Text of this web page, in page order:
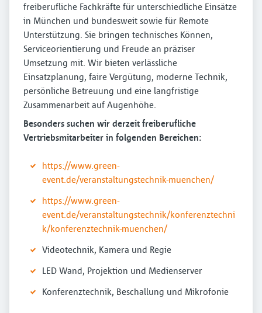
freiberufliche Fachkräfte für unterschiedliche Einsätze
in München und bundesweit sowie für Remote
Unterstützung. Sie bringen technisches Können,
Serviceorientierung und Freude an präziser
Umsetzung mit. Wir bieten verlässliche
Einsatzplanung, faire Vergütung, moderne Technik,
persönliche Betreuung und eine langfristige
Zusammenarbeit auf Augenhöhe.
Besonders suchen wir derzeit freiberufliche
Vertriebsmitarbeiter in folgenden Bereichen:
https://www.green-
event.de/veranstaltungstechnik-muenchen/
https://www.green-
event.de/veranstaltungstechnik/konferenztechni
k/konferenztechnik-muenchen/
Videotechnik, Kamera und Regie
LED Wand, Projektion und Medienserver
Konferenztechnik, Beschallung und Mikrofonie